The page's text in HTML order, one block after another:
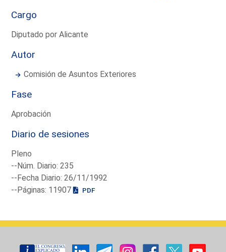
Cargo
Diputado por Alicante
Autor
Comisión de Asuntos Exteriores
Fase
Aprobación
Diario de sesiones
Pleno
--Núm. Diario: 235
--Fecha Diario: 26/11/1992
--Páginas: 11907
PDF